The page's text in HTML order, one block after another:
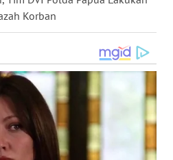
Korban